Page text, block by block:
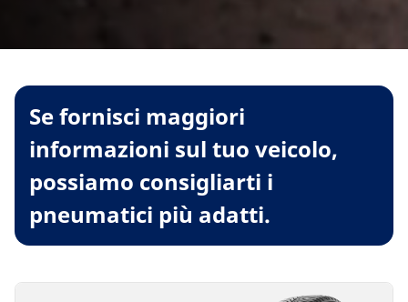
Se fornisci maggiori
informazioni sul tuo veicolo,
possiamo consigliarti i
pneumatici più adatti.